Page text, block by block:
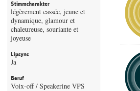
Stimmcharakter
légèrement cassée, jeune et
dynamique, glamour et
chaleureuse, souriante et
joyeuse
Lipsync
Ja
Beruf
Voix-off / Speakerine VPS